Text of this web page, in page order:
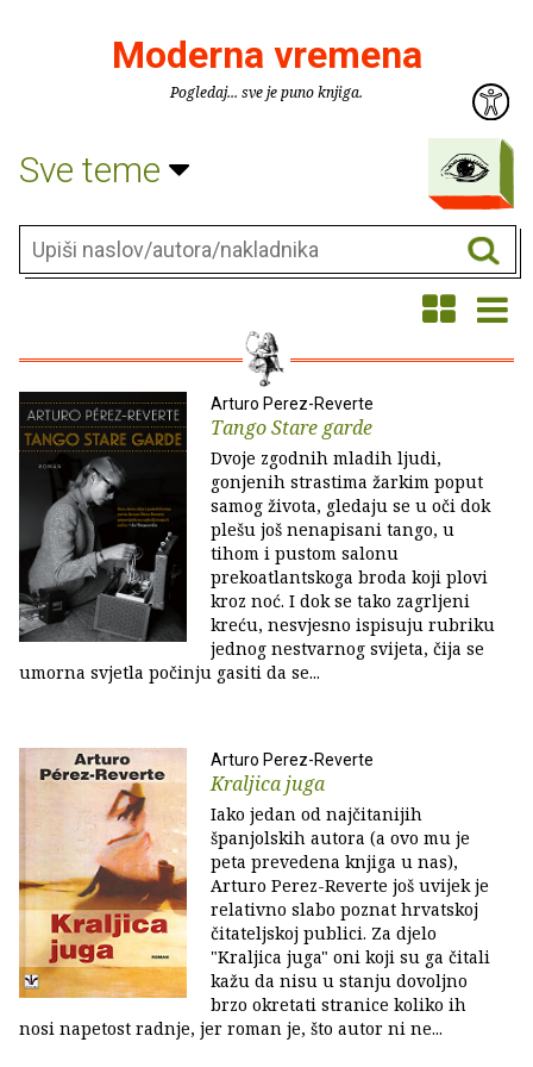
Moderna vremena
Pogledaj... sve je puno knjiga.
Sve teme
Arturo Perez-Reverte
Tango Stare garde
Dvoje zgodnih mladih ljudi,
gonjenih strastima žarkim poput
samog života, gledaju se u oči dok
plešu još nenapisani tango, u
tihom i pustom salonu
prekoatlantskoga broda koji plovi
kroz noć. I dok se tako zagrljeni
kreću, nesvjesno ispisuju rubriku
jednog nestvarnog svijeta, čija se
umorna svjetla počinju gasiti da se...
Arturo Perez-Reverte
Kraljica juga
Iako jedan od najčitanijih
španjolskih autora (a ovo mu je
peta prevedena knjiga u nas),
Arturo Perez-Reverte još uvijek je
relativno slabo poznat hrvatskoj
čitateljskoj publici. Za djelo
"Kraljica juga" oni koji su ga čitali
kažu da nisu u stanju dovoljno
brzo okretati stranice koliko ih
nosi napetost radnje, jer roman je, što autor ni ne...